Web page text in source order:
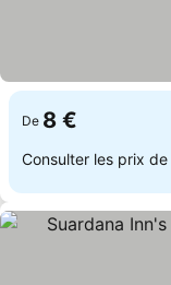
De 8 €
Consulter les prix de